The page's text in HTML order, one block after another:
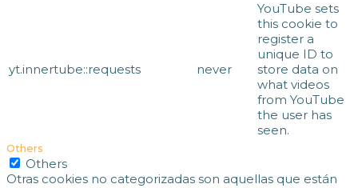
yt.innertube::requests never
YouTube sets
this cookie to
register a
unique ID to
store data on
what videos
from YouTube
the user has
seen.
Others
Others
Otras cookies no categorizadas son aquellas que están